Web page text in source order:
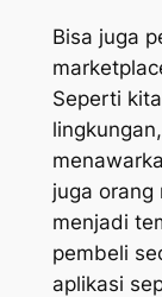
Bisa juga
Seperti
juga orang
menjadi
pembeli
aplikasi